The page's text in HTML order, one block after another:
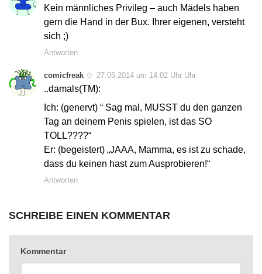
Kein männliches Privileg – auch Mädels haben
gern die Hand in der Bux. Ihrer eigenen, versteht
sich ;)
Antworten
comicfreak 27.05.2014 um 14:02 Uhr Uhr
..damals(TM):
Ich: (genervt) “ Sag mal, MUSST du den ganzen
Tag an deinem Penis spielen, ist das SO
TOLL????“
Er: (begeistert) „JAAA, Mamma, es ist zu schade,
dass du keinen hast zum Ausprobieren!“
Antworten
SCHREIBE EINEN KOMMENTAR
Kommentar